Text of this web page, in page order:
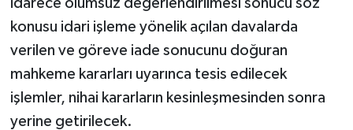
idarece olumsuz değerlendirilmesi sonucu söz
konusu idari işleme yönelik açılan davalarda
verilen ve göreve iade sonucunu doğuran
mahkeme kararları uyarınca tesis edilecek
işlemler, nihai kararların kesinleşmesinden sonra
yerine getirilecek.